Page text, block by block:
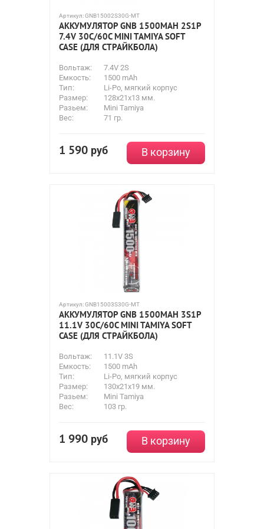
Артикул:GNB15002S30G-MT
АККУМУЛЯТОР GNB 1500MAH 2S1P
7.4V 30С/60C MINI TAMIYA SOFT
CASE (ДЛЯ СТРАЙКБОЛА)
Вольтаж:
7.4V 2S
Емкость:
1500 mAh
Тип:
Li-Po, мягкий корпус
Размер:
128x21x13 мм.
Разьем:
Mini Tamiya
Вес:
71 гр.
1 590 руб В корзину
Артикул:GNB15003S30G-MT
АККУМУЛЯТОР GNB 1500MAH 3S1P
11.1V 30С/60C MINI TAMIYA SOFT
CASE (ДЛЯ СТРАЙКБОЛА)
Вольтаж:
11.1V 3S
Емкость:
1500 mAh
Тип:
Li-Po, мягкий корпус
Размер:
130x21x19 мм.
Разьем:
Mini Tamiya
Вес:
103 гр.
1 990 руб В корзину